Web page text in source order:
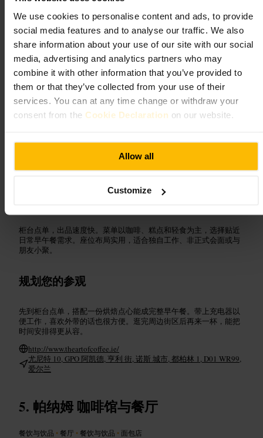
We use cookies to personalise content and ads, to provide
social media features and to analyse our traffic. We also
share information about your use of our site with our social
media, advertising and analytics partners who may
combine it with other information that you’ve provided to
them or that they’ve collected from your use of their
services. You can at any time change or withdraw your
consent from the Cookie Declaration on our website.
Allow all
Customize
图片 /The Art of Coffee ☕️
“在北城停下，喝一杯利落的咖啡”
预算友好 #
柜台点单，出品速度快。菜单以咖啡、糕点和轻食为主，选择贴近
日常早午餐需求。座位布局实用，适合独自工作、非正式会面或与
朋友小聚。
规划您的参观
先到柜台点单，搭配一份烘焙点心能成完整早午餐。带上充电器以
便工作，喜欢外带的话也很方便。逛完周边街区后再来一杯，能把
时间安排得更从容。
http://www.theartofcoffee.ie/
尤尼特 10, GPO 阿凯德, 亨利 街, 诺斯 城市, 都柏林 1, D01 WR99,
爱尔兰
帕纳姆 咖啡馆与餐厅
餐饮与饮品 •餐厅 •餐饮与饮品 • 面包店